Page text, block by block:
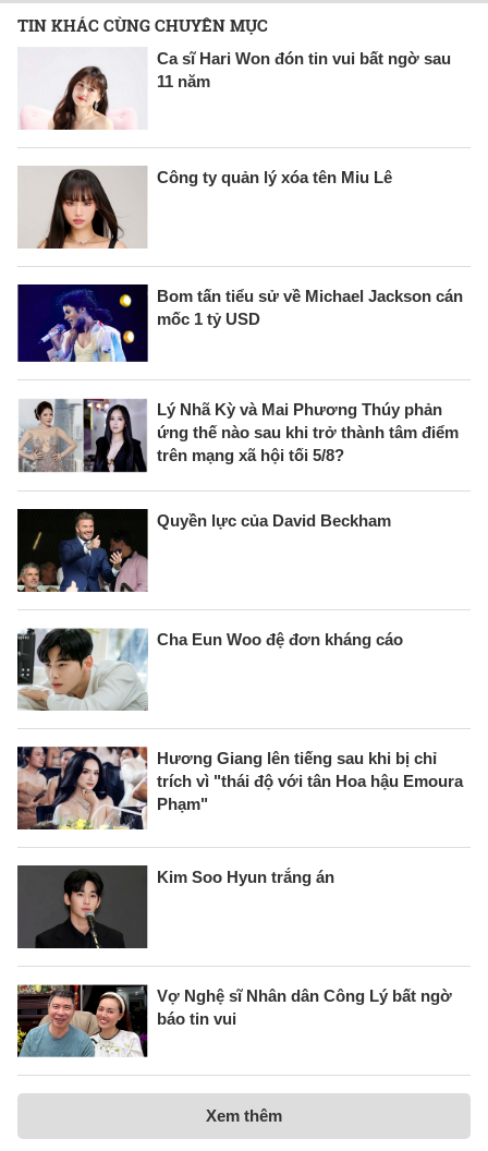
TIN KHÁC CÙNG CHUYÊN MỤC
Ca sĩ Hari Won đón tin vui bất ngờ sau
11 năm
Công ty quản lý xóa tên Miu Lê
Bom tấn tiểu sử về Michael Jackson cán
mốc 1 tỷ USD
Lý Nhã Kỳ và Mai Phương Thúy phản
ứng thế nào sau khi trở thành tâm điểm
trên mạng xã hội tối 5/8?
Quyền lực của David Beckham
Cha Eun Woo đệ đơn kháng cáo
Hương Giang lên tiếng sau khi bị chỉ
trích vì "thái độ với tân Hoa hậu Emoura
Phạm"
Kim Soo Hyun trắng án
Vợ Nghệ sĩ Nhân dân Công Lý bất ngờ
báo tin vui
Xem thêm